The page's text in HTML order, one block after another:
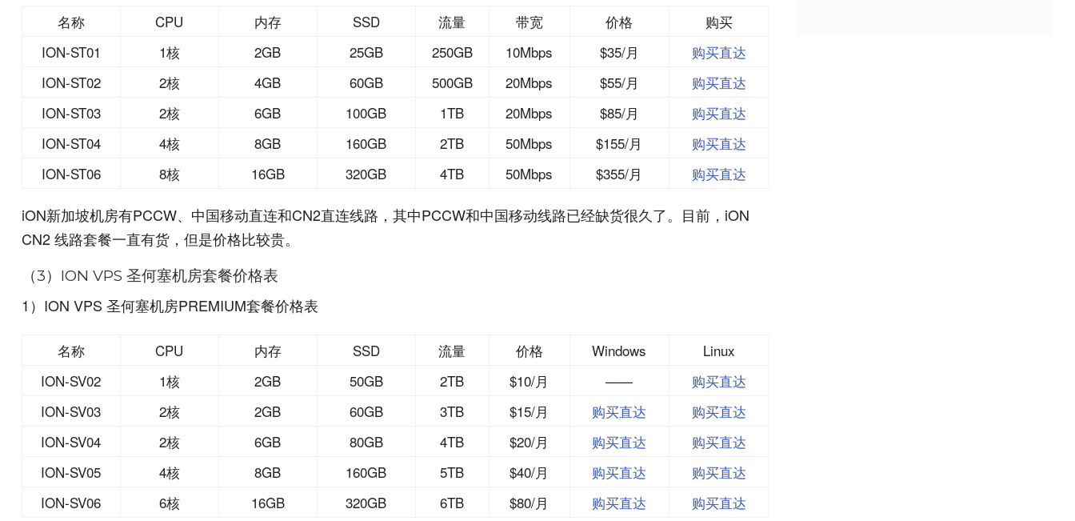
名称 CPU 内存 SSD 流量 带宽 价格
购买
ION-ST01
1核 2GB 25GB 250GB 10Mbps $35/月
购买直达
ION-ST02
2核 4GB 60GB 500GB 20Mbps $55/月
购买直达
ION-ST03
2核 6GB 100GB 1TB 20Mbps $85/月
购买直达
ION-ST04
4核 8GB 160GB 2TB 50Mbps $155/月
购买直达
ION-ST06
8核 16GB 320GB 4TB 50Mbps $355/月 购买直达
iON新加坡机房有PCCW、中国移动直连和CN2直连线路，其中PCCW和中国移动线路已经缺货很久了。目前，iON
CN2 线路套餐一直有货，但是价格比较贵。
（3）ION VPS 圣何塞机房套餐价格表
1）ION VPS 圣何塞机房PREMIUM套餐价格表
名称 CPU 内存 SSD 流量 价格 Windows
Linux
ION-SV02
1核 2GB 50GB 2TB $10/月 ——
购买直达
ION-SV03
2核 2GB 60GB 3TB $15/月 购买直达
购买直达
ION-SV04
2核 6GB 80GB 4TB $20/月 购买直达
购买直达
ION-SV05
4核 8GB 160GB 5TB $40/月 购买直达
购买直达
ION-SV06
6核 16GB 320GB 6TB $80/月 购买直达 购买直达